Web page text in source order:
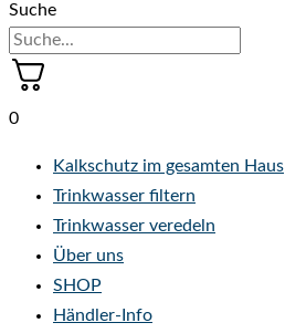
Suche
0
Kalkschutz im gesamten Haus
Trinkwasser filtern
Trinkwasser veredeln
Über uns
SHOP
Händler-Info